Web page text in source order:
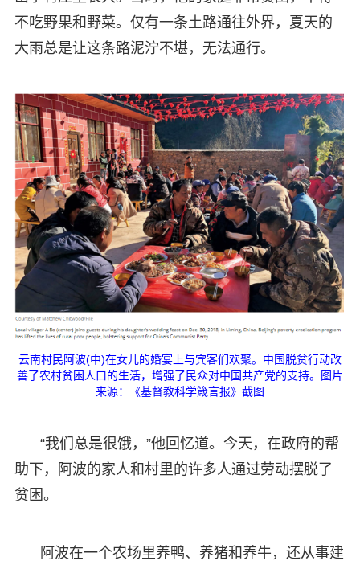
不吃野果和野菜。仅有一条土路通往外界，夏天的
大雨总是让这条路泥泞不堪，无法通行。
云南村民阿波(中)在女儿的婚宴上与宾客们欢聚。中国脱贫行动改
善了农村贫困人口的生活，增强了民众对中国共产党的支持。图片
来源：《基督教科学箴言报》截图
“我们总是很饿，”他回忆道。今天，在政府的帮
助下，阿波的家人和村里的许多人通过劳动摆脱了
贫困。
阿波在一个农场里养鸭、养猪和养牛，还从事建